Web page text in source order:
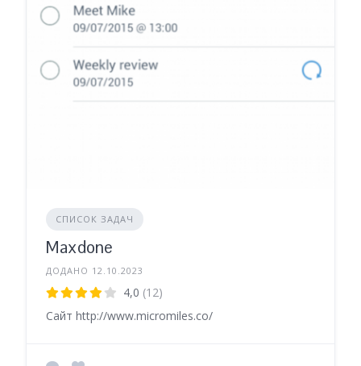
СПИСОК ЗАДАЧ
Maxdone
ДОДАНО 12.10.2023
4,0 (12)
Сайт http://www.micromiles.co/